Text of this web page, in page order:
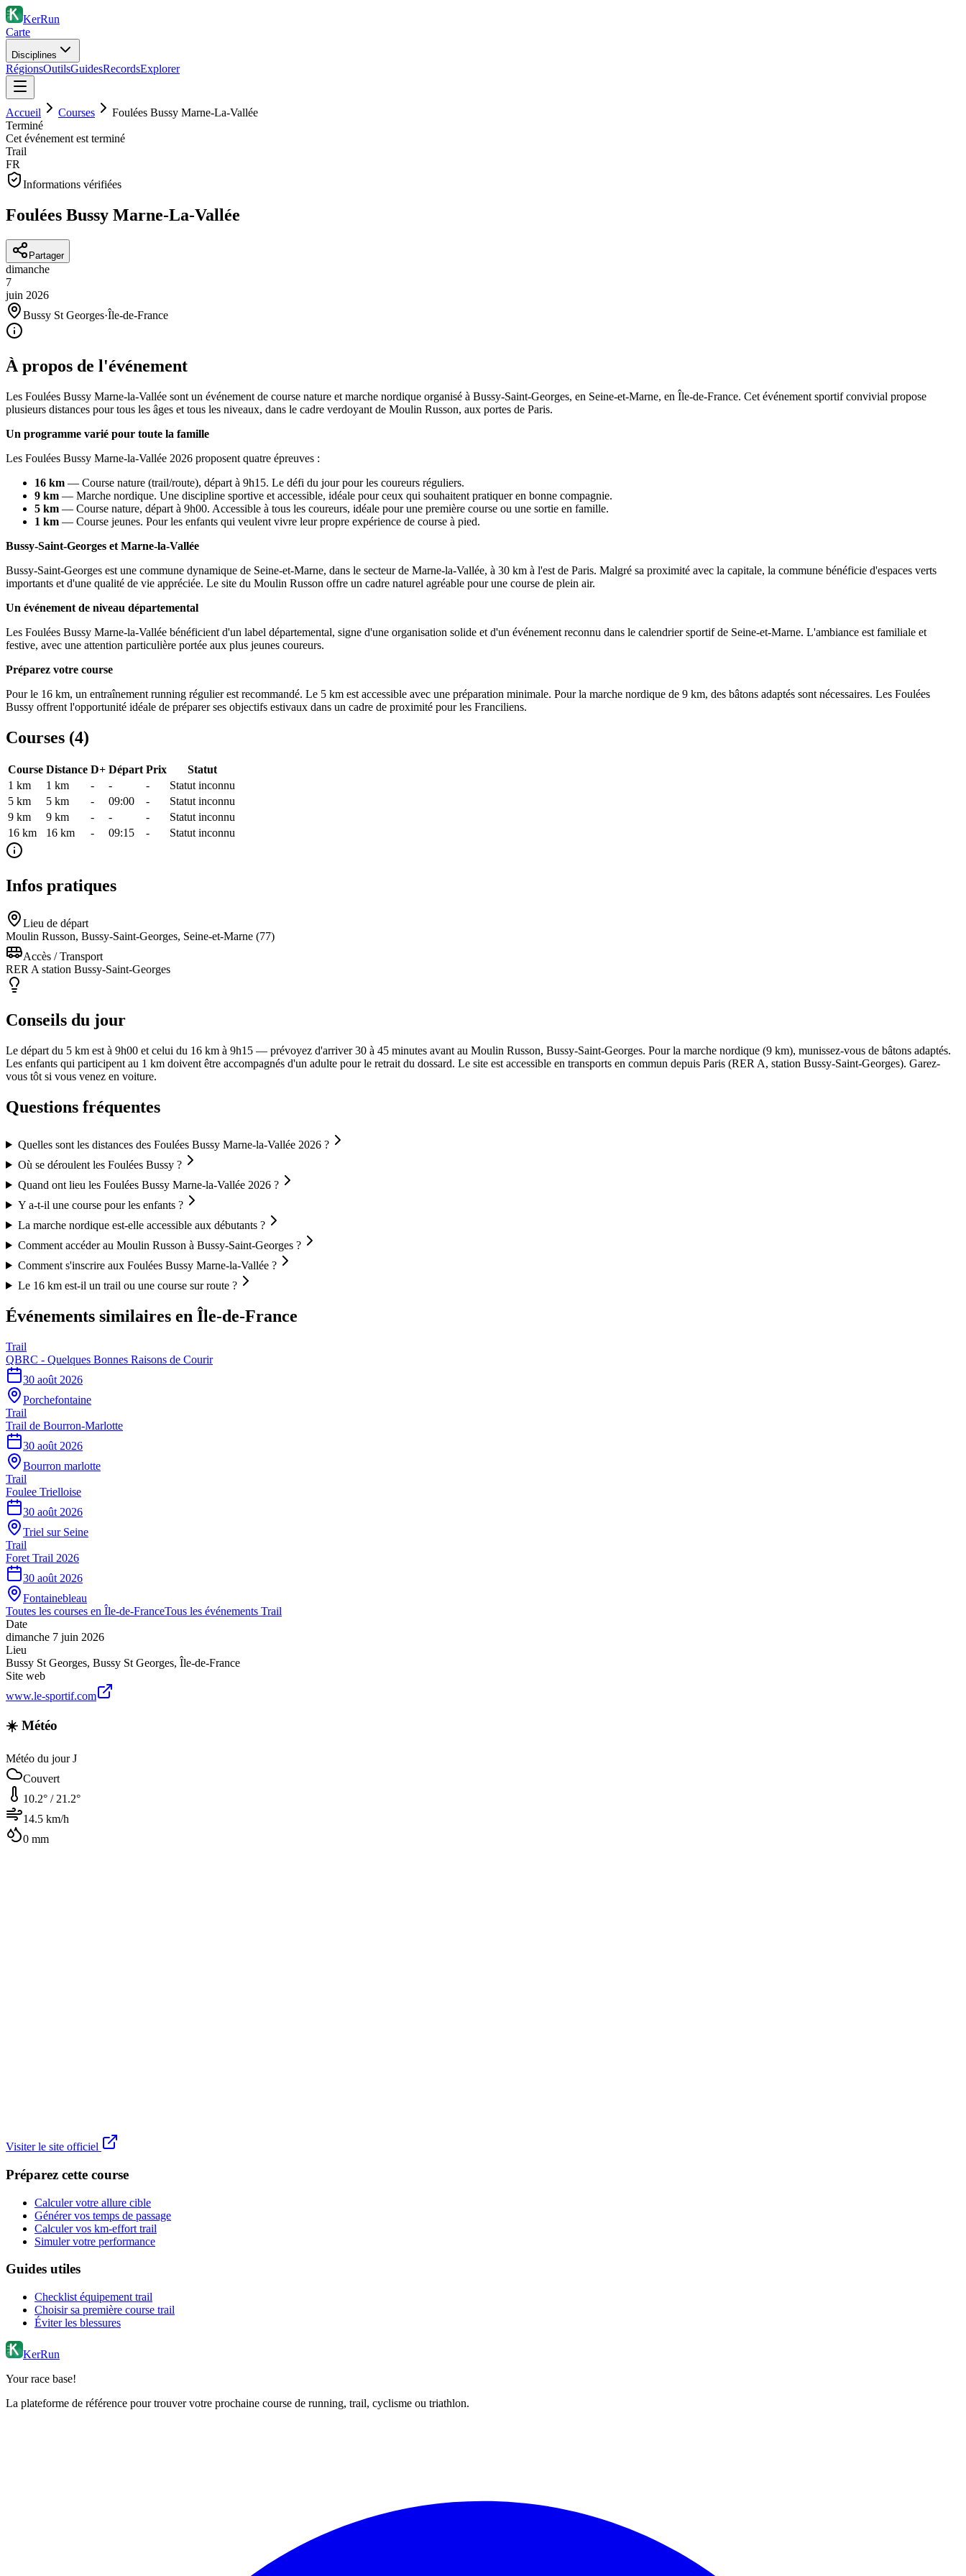
KerRun
Carte
Disciplines
RégionsOutilsGuidesRecordsExplorer
Accueil Courses
Foulées Bussy Marne-La-Vallée
Terminé
Cet événement est terminé
Trail
FR
Informations vérifiées
Foulées Bussy Marne-La-Vallée
Partager
dimanche
7
juin 2026
Bussy St Georges·Île-de-France
À propos de l'événement
Les Foulées Bussy Marne-la-Vallée sont un événement de course nature et marche nordique organisé à Bussy-Saint-Georges, en Seine-et-Marne, en Île-de-France. Cet événement sportif convivial propose
plusieurs distances pour tous les âges et tous les niveaux, dans le cadre verdoyant de Moulin Russon, aux portes de Paris.
Un programme varié pour toute la famille
Les Foulées Bussy Marne-la-Vallée 2026 proposent quatre épreuves :
16 km — Course nature (trail/route), départ à 9h15. Le défi du jour pour les coureurs réguliers.
9 km — Marche nordique. Une discipline sportive et accessible, idéale pour ceux qui souhaitent pratiquer en bonne compagnie.
5 km — Course nature, départ à 9h00. Accessible à tous les coureurs, idéale pour une première course ou une sortie en famille.
1 km — Course jeunes. Pour les enfants qui veulent vivre leur propre expérience de course à pied.
Bussy-Saint-Georges et Marne-la-Vallée
Bussy-Saint-Georges est une commune dynamique de Seine-et-Marne, dans le secteur de Marne-la-Vallée, à 30 km à l'est de Paris. Malgré sa proximité avec la capitale, la commune bénéficie d'espaces verts
importants et d'une qualité de vie appréciée. Le site du Moulin Russon offre un cadre naturel agréable pour une course de plein air.
Un événement de niveau départemental
Les Foulées Bussy Marne-la-Vallée bénéficient d'un label départemental, signe d'une organisation solide et d'un événement reconnu dans le calendrier sportif de Seine-et-Marne. L'ambiance est familiale et
festive, avec une attention particulière portée aux plus jeunes coureurs.
Préparez votre course
Pour le 16 km, un entraînement running régulier est recommandé. Le 5 km est accessible avec une préparation minimale. Pour la marche nordique de 9 km, des bâtons adaptés sont nécessaires. Les Foulées
Bussy offrent l'opportunité idéale de préparer ses objectifs estivaux dans un cadre de proximité pour les Franciliens.
Courses (4)
Course Distance D+ Départ Prix
Statut
1 km
1 km - - -
Statut inconnu
5 km
5 km - 09:00 -
Statut inconnu
9 km
9 km - - -
Statut inconnu
16 km
16 km - 09:15 - Statut inconnu
Infos pratiques
Lieu de départ
Moulin Russon, Bussy-Saint-Georges, Seine-et-Marne (77)
Accès / Transport
RER A station Bussy-Saint-Georges
Conseils du jour
Le départ du 5 km est à 9h00 et celui du 16 km à 9h15 — prévoyez d'arriver 30 à 45 minutes avant au Moulin Russon, Bussy-Saint-Georges. Pour la marche nordique (9 km), munissez-vous de bâtons adaptés.
Les enfants qui participent au 1 km doivent être accompagnés d'un adulte pour le retrait du dossard. Le site est accessible en transports en commun depuis Paris (RER A, station Bussy-Saint-Georges). Garez-
vous tôt si vous venez en voiture.
Questions fréquentes
Quelles sont les distances des Foulées Bussy Marne-la-Vallée 2026 ?
Où se déroulent les Foulées Bussy ?
Quand ont lieu les Foulées Bussy Marne-la-Vallée 2026 ?
Y a-t-il une course pour les enfants ?
La marche nordique est-elle accessible aux débutants ?
Comment accéder au Moulin Russon à Bussy-Saint-Georges ?
Comment s'inscrire aux Foulées Bussy Marne-la-Vallée ?
Le 16 km est-il un trail ou une course sur route ?
Événements similaires en Île-de-France
Trail
QBRC - Quelques Bonnes Raisons de Courir
30 août 2026
Porchefontaine
Trail
Trail de Bourron-Marlotte
30 août 2026
Bourron marlotte
Trail
Foulee Trielloise
30 août 2026
Triel sur Seine
Trail
Foret Trail 2026
30 août 2026
Fontainebleau
Toutes les courses en Île-de-FranceTous les événements Trail
Date
dimanche 7 juin 2026
Lieu
Bussy St Georges, Bussy St Georges, Île-de-France
Site web
www.le-sportif.com
☀️ Météo
Météo du jour J
Couvert
10.2° / 21.2°
14.5 km/h
0 mm
Visiter le site officiel
Préparez cette course
Calculer votre allure cible
Générer vos temps de passage
Calculer vos km-effort trail
Simuler votre performance
Guides utiles
Checklist équipement trail
Choisir sa première course trail
Éviter les blessures
KerRun
Your race base!
La plateforme de référence pour trouver votre prochaine course de running, trail, cyclisme ou triathlon.